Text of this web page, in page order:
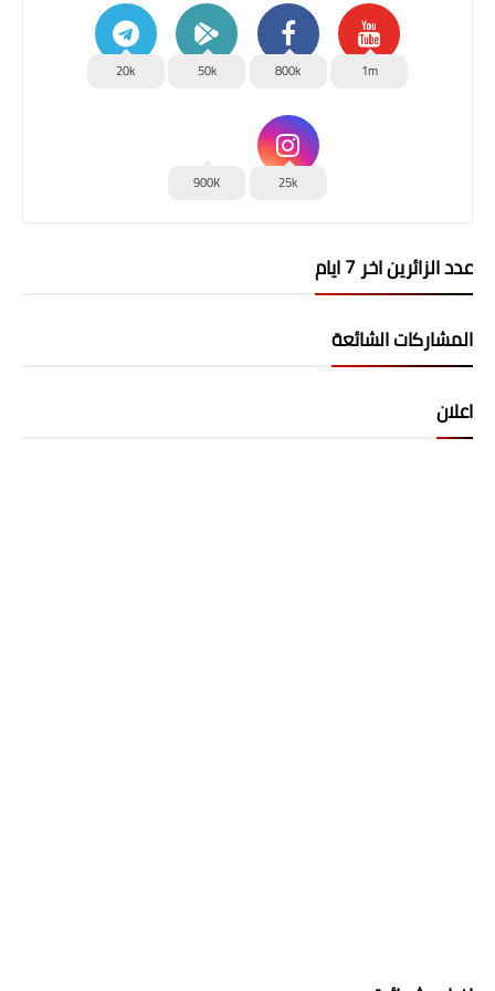
1m
800k
50k
20k
25k
900K
عدد الزائرين اخر 7 ايام
المشاركات الشائعة
اعلان